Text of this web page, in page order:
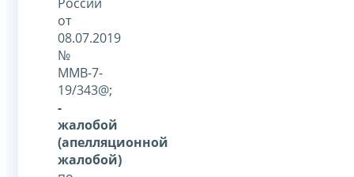
от
08.07.2019
№
ММВ-7-
19/343@;
-
жалобой
(апелляционной
жалобой)